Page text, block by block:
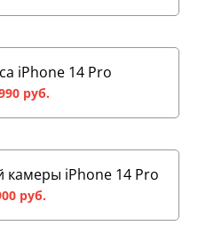
iPhone 14 Pro
руб.
камеры iPhone 14 Pro
руб.